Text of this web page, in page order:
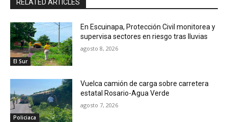
RELATED ARTICLES
El Sur
En Escuinapa, Protección Civil monitorea y
supervisa sectores en riesgo tras lluvias
agosto 8, 2026
Policiaca
Vuelca camión de carga sobre carretera
estatal Rosario-Agua Verde
agosto 7, 2026